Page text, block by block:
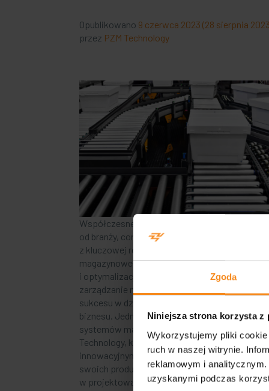
Zgoda
Niniejsza strona korzysta z
Wykorzystujemy pliki
ruch w naszej witrynie.
reklamowym i
uzyskanymi podczas
Opublikowano 9 czerwca 2023 (28 sierpnia
przez PZM Technology
Współczesne przedsiębiorstwa, niezależnie
od branży, coraz bardziej zdają sobie sprawę
z kluczowej roli, jaką odgrywają systemy
magazynowe w procesie zarządzania
i optymalizacji swojej działalności. Efektywne
zarządzanie magazynem stanowi fundament
sukcesu w dzisiejszym konkurencyjnym świecie
biznesu. Jedną z wiodących firm w branży
systemów magazynowych jest nasza firma –
Technology, która zyskała sobie uznanie dzięki
innowacyjnym rozwiązaniom i doskonałej
swoich produktów. Specjalizujemy się
w projektowaniu, […]